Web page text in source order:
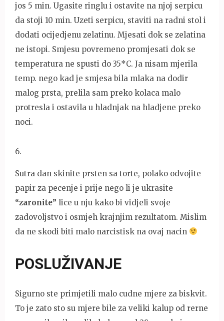
jos 5 min. Ugasite ringlu i ostavite na njoj serpicu
da stoji 10 min. Uzeti serpicu, staviti na radni stol i
dodati ocijedjenu zelatinu. Mjesati dok se zelatina
ne istopi. Smjesu povremeno promjesati dok se
temperatura ne spusti do 35*C. Ja nisam mjerila
temp. nego kad je smjesa bila mlaka na dodir
malog prsta, prelila sam preko kolaca malo
protresla i ostavila u hladnjak na hladjene preko
noci.
6.
Sutra dan skinite prsten sa torte, polako odvojite
papir za pecenje i prije nego li je ukrasite
“zaronite” lice u nju kako bi vidjeli svoje
zadovoljstvo i osmjeh krajnjim rezultatom. Mislim
da ne skodi biti malo narcistisk na ovaj nacin
POSLUŽIVANJE
Sigurno ste primjetili malo cudne mjere za biskvit.
To je zato sto su mjere bile za veliki kalup od rerne